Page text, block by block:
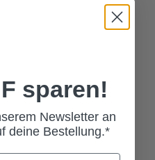
sparen!
Newsletter an
deine Bestellung.*